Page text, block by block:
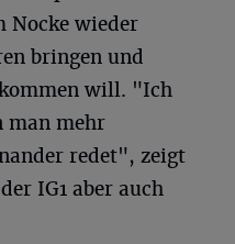
Nocke wieder
bringen und
will. "Ich
man mehr
redet", zeigt
IG1 aber auch